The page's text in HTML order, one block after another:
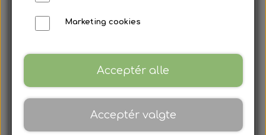
Marketing cookies
Acceptér alle
Acceptér valgte